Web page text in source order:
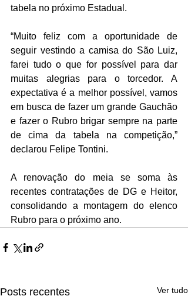
tabela no próximo Estadual.
“Muito feliz com a oportunidade de
seguir vestindo a camisa do São Luiz,
farei tudo o que for possível para dar
muitas alegrias para o torcedor. A
expectativa é a melhor possível, vamos
em busca de fazer um grande Gauchão
e fazer o Rubro brigar sempre na parte
de cima da tabela na competição,”
declarou Felipe Tontini.
A renovação do meia se soma às
recentes contratações de DG e Heitor,
consolidando a montagem do elenco
Rubro para o próximo ano.
Posts recentes Ver tudo